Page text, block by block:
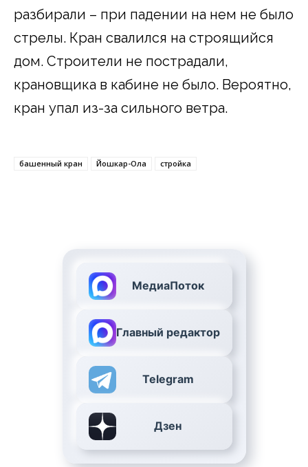
разбирали – при падении на нем не было
стрелы. Кран свалился на строящийся
дом. Строители не пострадали,
крановщика в кабине не было. Вероятно,
кран упал из-за сильного ветра.
башенный кран Йошкар-Ола стройка
МедиаПоток
Главный редактор
Telegram
Дзен